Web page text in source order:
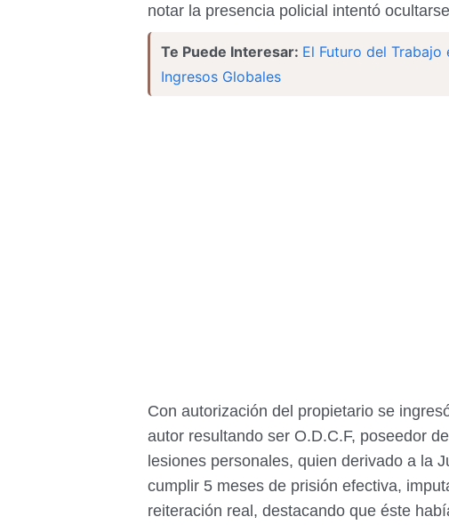
notar la presencia policial intentó
Te Puede Interesar: El Futuro del
Ingresos Globales
Con autorización del propietario se
autor resultando ser O.D.C.F, poseedor
lesiones personales, quien derivado a la
cumplir 5 meses de prisión efectiva,
reiteración real, destacando que éste